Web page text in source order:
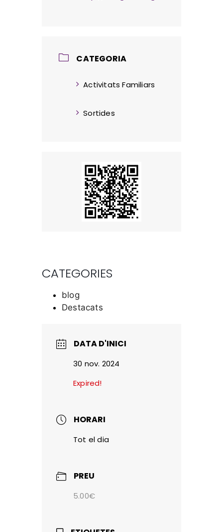
CATEGORIA
Activitats Familiars
Sortides
CATEGORIES
blog
Destacats
DATA D'INICI
30 nov. 2024
Expired!
HORARI
Tot el dia
PREU
5.00€